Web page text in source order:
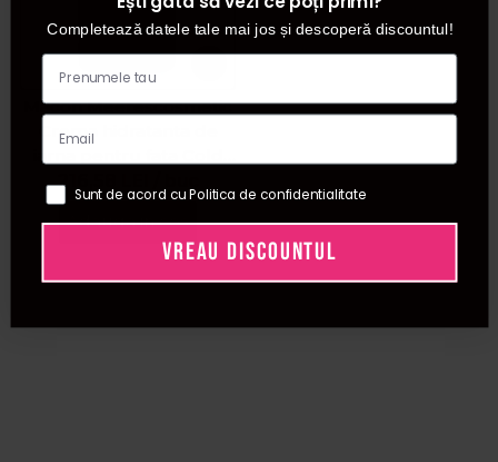
Macon Meerescosmetic
Crema hidratanta de
iarna pentru fata Cold
216,58
Adauga in cos
Completează datele tale mai jos și descoperă discountul!
Sunt de acord cu Politica de confidentialitate
VREAU DISCOUNTUL